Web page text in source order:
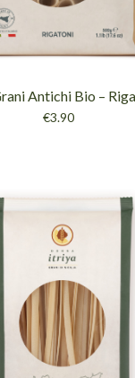
Antichi Bio –
€3.90